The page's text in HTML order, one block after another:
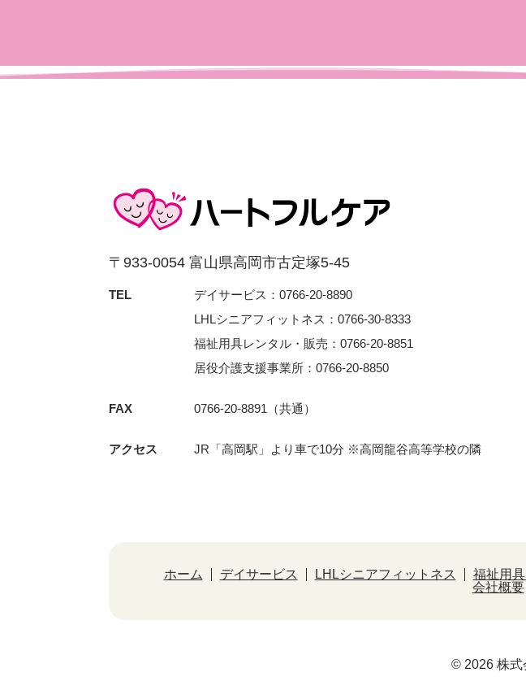
〒933-0054 富⼭県⾼岡市古定塚5-45
TEL
デイサービス：0766-20-8890
LHLシニアフィットネス：0766-30-8333
福祉用具レンタル・販売：0766-20-8851
居役介護支援事業所：0766-20-8850
FAX 0766-20-8891（共通）
アクセス JR「⾼岡駅」より⾞で10分 ※⾼岡⿓⾕⾼等学校の隣
ホーム デイサービス LHLシニアフィットネス 福祉用
会社概要
© 2026 株式